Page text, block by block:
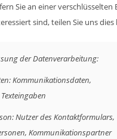
Sie an einer verschlüsselten
sind, teilen Sie uns
der Datenverarbeitung:
Kommunikationsdaten,
Nutzer des Kontaktformulars,
Kommunikationspartner